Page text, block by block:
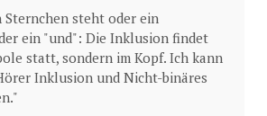
Sternchen steht oder ein
ein "und": Die Inklusion findet
statt, sondern im Kopf. Ich kann
Inklusion und Nicht-binäres